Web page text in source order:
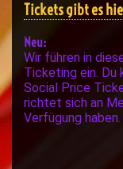
Tickets gibt es
Neu:
Wir führen in
Ticketing ein. Du
Social Price
richtet sich an
Verfügung